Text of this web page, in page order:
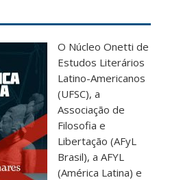
O Núcleo Onetti de
Estudos Literários
Latino-Americanos
(UFSC), a
Associação de
Filosofia e
Libertação (AFyL
Brasil), a AFYL
(América Latina) e